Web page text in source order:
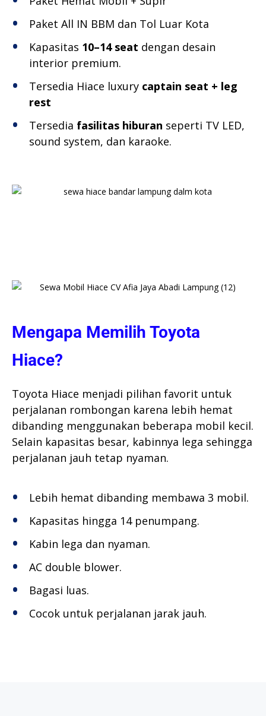
Paket All IN BBM dan Tol Luar Kota
Kapasitas 10–14 seat dengan desain
interior premium.
Tersedia Hiace luxury captain seat + leg
rest
Tersedia fasilitas hiburan seperti TV LED,
sound system, dan karaoke.
Mengapa Memilih Toyota
Hiace?
Toyota Hiace menjadi pilihan favorit untuk
perjalanan rombongan karena lebih hemat
dibanding menggunakan beberapa mobil kecil.
Selain kapasitas besar, kabinnya lega sehingga
perjalanan jauh tetap nyaman.
Lebih hemat dibanding membawa 3 mobil.
Kapasitas hingga 14 penumpang.
Kabin lega dan nyaman.
AC double blower.
Bagasi luas.
Cocok untuk perjalanan jarak jauh.